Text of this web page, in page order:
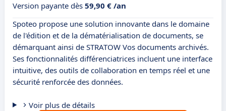
Version payante dès 59,90 € /an
Spoteo propose une solution innovante dans le domaine
de l'édition et de la dématérialisation de documents, se
démarquant ainsi de STRATOW Vos documents archivés.
Ses fonctionnalités différenciatrices incluent une interface
intuitive, des outils de collaboration en temps réel et une
sécurité renforcée des données.
Voir plus de détails